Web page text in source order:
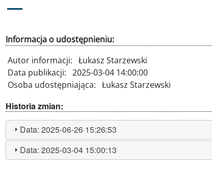
Informacja o udostępnieniu:
Autor informacji: Łukasz Starzewski
Data publikacji: 2025-03-04 14:00:00
Osoba udostępniająca: Łukasz Starzewski
Historia zmian:
Data:2025-06-26 15:26:53
Data:2025-03-04 15:00:13